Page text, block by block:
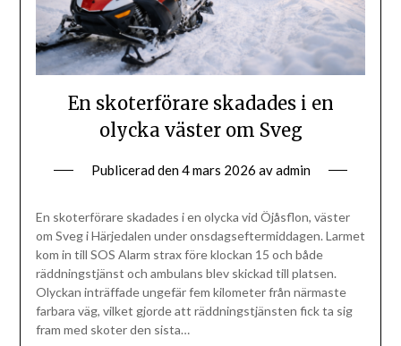
En skoterförare skadades i en
olycka väster om Sveg
Publicerad den4 mars 2026 avadmin
En skoterförare skadades i en olycka vid Öjåsflon, väster
om Sveg i Härjedalen under onsdagseftermiddagen. Larmet
kom in till SOS Alarm strax före klockan 15 och både
räddningstjänst och ambulans blev skickad till platsen.
Olyckan inträffade ungefär fem kilometer från närmaste
farbara väg, vilket gjorde att räddningstjänsten fick ta sig
fram med skoter den sista…